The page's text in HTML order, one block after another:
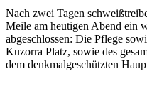
Nach zwei Tagen
Meile am heutigen Abend ein
abgeschlossen: Die Pflege
Kuzorra Platz, sowie des
dem denkmalgeschützten